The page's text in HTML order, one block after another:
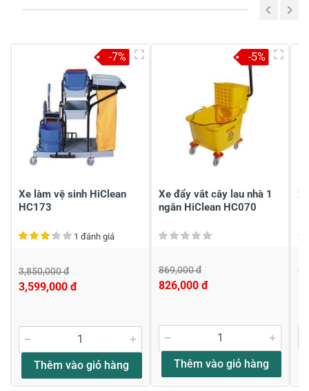
Viết nhận xét của bạn vào bên dưới
Gửi nhận xét
Xe làm vệ sinh HiClean
HC173
1 đánh giá
3,850,000 đ
3,599,000 đ
Thêm vào giỏ hàng
-7%
Xe đẩy vắt cây lau nhà 1
ngăn HiClean HC070
869,000 đ
826,000 đ
Thêm vào giỏ hàng
-5%